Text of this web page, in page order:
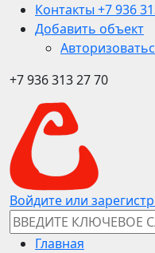
Контакты +7 936
Добавить объект
+7 936 313 27 70
Войдите или
Главная